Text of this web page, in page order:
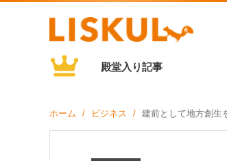
殿堂入り記事
ホーム ビジネス 建前として地方創生